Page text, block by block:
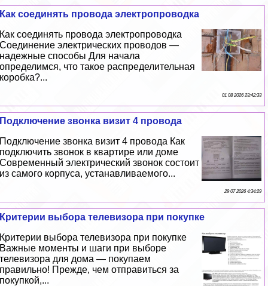
Как соединять провода электропроводка
Как соединять провода электропроводка
Соединение электрических проводов —
надежные способы Для начала
определимся, что такое распределительная
коробка?...
01 08 2026 23:42:33
Подключение звонка визит 4 провода
Подключение звонка визит 4 провода Как
подключить звонок в квартире или доме
Современный электрический звонок состоит
из самого корпуса, устанавливаемого...
29 07 2026 4:34:29
Критерии выбора телевизора при покупке
Критерии выбора телевизора при покупке
Важные моменты и шаги при выборе
телевизора для дома — покупаем
правильно! Прежде, чем отправиться за
покупкой,...